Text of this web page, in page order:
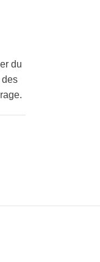
du
des